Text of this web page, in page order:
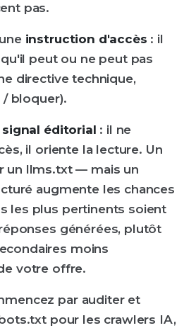
pas.
instruction d'accès : il
peut ou ne peut pas
directive technique,
/ bloquer).
signal éditorial : il ne
il oriente la lecture. Un
un llms.txt — mais un
augmente les chances
les plus pertinents soient
générées, plutôt
moins
votre offre.
par auditer et
pour les crawlers IA,